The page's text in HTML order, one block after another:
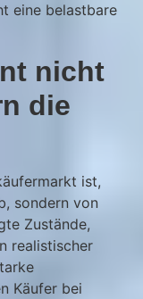
eine belastbare
nicht
die
ist,
sondern von
Zustände,
realistischer
Käufer bei